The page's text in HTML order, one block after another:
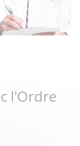
l'Ordre